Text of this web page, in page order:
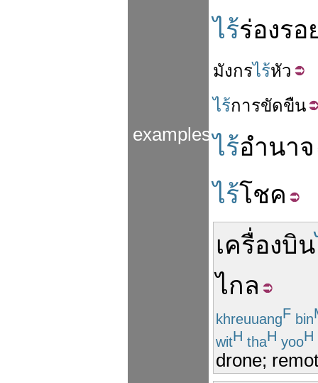
examples
ไร้ร่องรอ
มังกรไร้หัว
ไร้การขัดขืน
ไร้อำนาจ
ไร้โชค
เครื่องบิน
ไกล
khreuuangF bin
witH thaH yooH
drone;